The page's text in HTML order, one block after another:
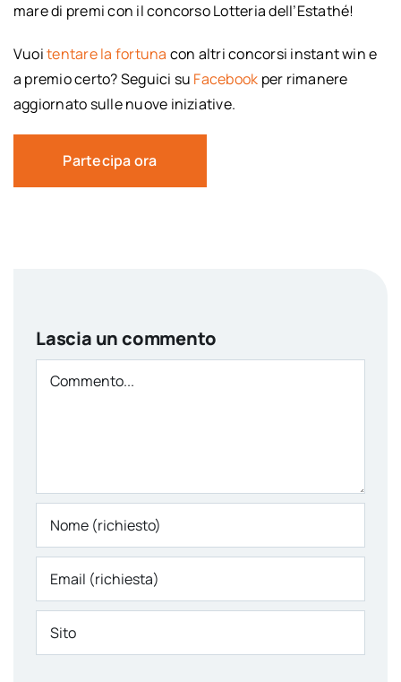
mare di premi con il concorso Lotteria dell’Estathé!
Vuoitentare la fortuna con altri concorsi instant win e
a premio certo? Seguici su Facebook per rimanere
aggiornato sulle nuove iniziative.
Partecipa ora
Lascia un commento
Comment